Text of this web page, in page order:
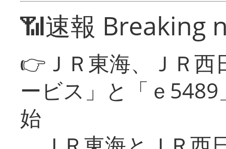
📶速報 Breaking
👉ＪＲ東海、ＪＲ
ービス」と「ｅ
始